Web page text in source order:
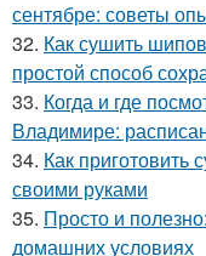
сентябре: советы
32. Как сушить
простой способ
33. Когда и где
Владимире:
34. Как приготовить
своими руками
35. Просто и
домашних условиях